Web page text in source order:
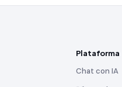
Plataforma
Chat con IA